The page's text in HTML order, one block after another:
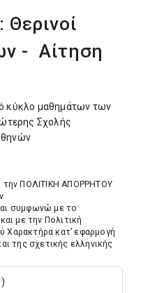
- Αίτηση
κύκλο μαθημάτων των
Σχολής
την ΠΟΛΙΤΙΚΗ ΑΠΟΡΡΗΤΟΥ
συμφωνώ με το
με την Πολιτική
κατ’ εφαρμογή
της σχετικής ελληνικής